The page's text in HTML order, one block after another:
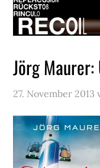
Jörg
27. November 2013